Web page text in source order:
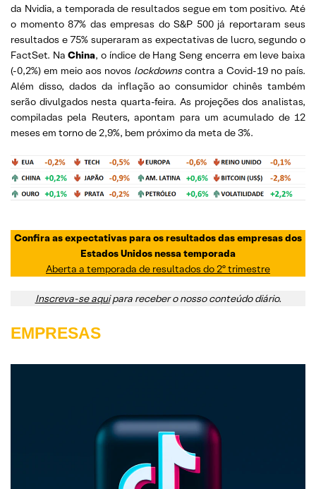
da Nvidia, a temporada de resultados segue em tom positivo. Até
o momento 87% das empresas do S&P 500 já reportaram seus
resultados e 75% superaram as expectativas de lucro, segundo o
FactSet. NaChina, o índice de Hang Seng encerra em leve baixa
(-0,2%) em meio aos novos lockdownscontra a Covid-19 no país.
Além disso, dados da inflação ao consumidor chinês também
serão divulgados nesta quarta-feira. As projeções dos analistas,
compiladas pela Reuters, apontam para um acumulado de 12
meses em torno de 2,9%, bem próximo da meta de 3%.
Confira as expectativas para os resultados das empresas dos
Estados Unidos nessa temporada
Aberta a temporada de resultados do 2º trimestre
Inscreva-se aquipara receber o nosso conteúdo diário.
EMPRESAS